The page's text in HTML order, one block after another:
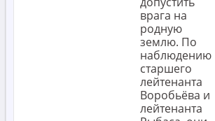
врага на
родную
землю. По
наблюдению
старшего
лейтенанта
Воробьёва и
лейтенанта